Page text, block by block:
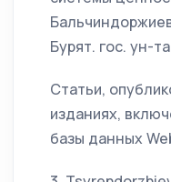
Бурят. гос. ун-
Статьи,
изданиях,
базы данных